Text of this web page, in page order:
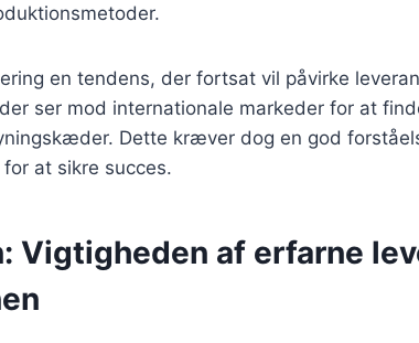
en tendens, der fortsat vil påvirke
ser mod internationale markeder for at
Dette kræver dog en god
at sikre succes.
Vigtigheden af erfarne